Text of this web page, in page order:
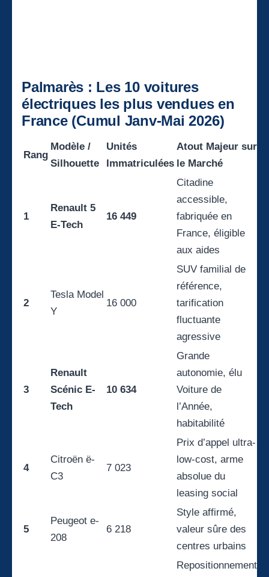
Palmarès : Les 10 voitures
électriques les plus vendues en
France (Cumul Janv-Mai 2026)
Rang
Modèle /
Silhouette
Unités
Immatriculées
Atout Majeur sur
le Marché
1
Renault 5
E-Tech
16 449
Citadine
accessible,
fabriquée en
France, éligible
aux aides
2
Tesla Model
Y
16 000
SUV familial de
référence,
tarification
fluctuante
agressive
3
Renault
Scénic E-
Tech
10 634
Grande
autonomie, élu
Voiture de
l’Année,
habitabilité
4
Citroën ë-
C3
7 023
Prix d’appel ultra-
low-cost, arme
absolue du
leasing social
5
Peugeot e-
208
6 218
Style affirmé,
valeur sûre des
centres urbains
Repositionnement